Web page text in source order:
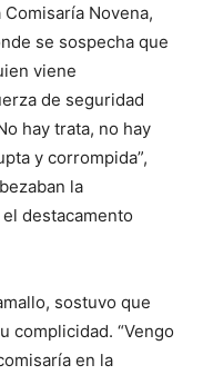
Novena,
se sospecha que
viene
de seguridad
hay trata, no hay
y corrompida”,
la
destacamento
sostuvo que
complicidad. “Vengo
en la